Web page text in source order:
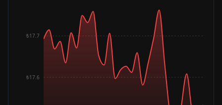
₺17.6
₺17.7